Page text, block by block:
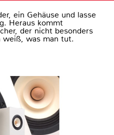
ein Gehäuse und lasse
Heraus kommt
der nicht besonders
weiß, was man tut.